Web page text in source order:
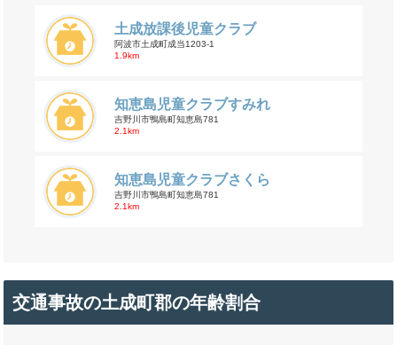
土成放課後児童クラブ
阿波市土成町成当1203-1
1.9km
知恵島児童クラブすみれ
吉野川市鴨島町知恵島781
2.1km
知恵島児童クラブさくら
吉野川市鴨島町知恵島781
2.1km
交通事故の土成町郡の年齢割合